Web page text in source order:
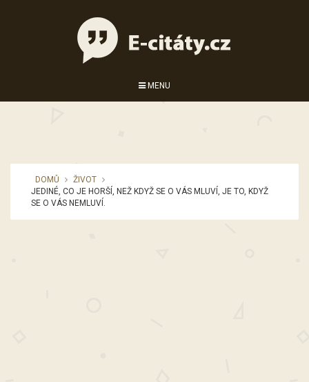
MENU
DOMŮ
ŽIVOT
JEDINÉ, CO JE HORŠÍ, NEŽ KDYŽ SE O VÁS MLUVÍ, JE TO, KDYŽ
SE O VÁS NEMLUVÍ.